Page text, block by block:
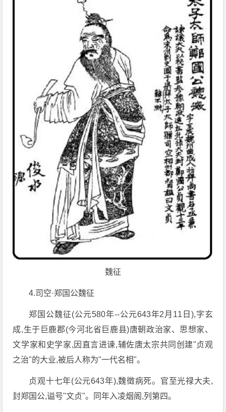
魏征
4.司空·郑国公魏征
郑国公魏征(公元580年--公元643年2月11日),字玄
成,生于巨鹿郡(今河北省巨鹿县)唐朝政治家、思想家、
文学家和史学家,因直言进谏,辅佐唐太宗共同创建"贞观
之治"的大业,被后人称为"一代名相"。
贞观十七年(公元643年),魏徵病死。官至光禄大夫,
封郑国公,谥号"文贞"。同年入凌烟阁,列第四。